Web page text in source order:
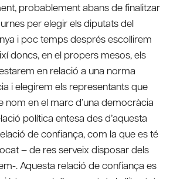
probablement abans de finalitzar
per elegir els diputats del
i poc temps després escollirem
doncs, en el propers mesos, els
en relació a una norma
i elegirem els representants que
nom en el marc d’una democràcia
política entesa des d’aquesta
de confiança, com la que es té
– de res serveix disposar dels
. Aquesta relació de confiança es